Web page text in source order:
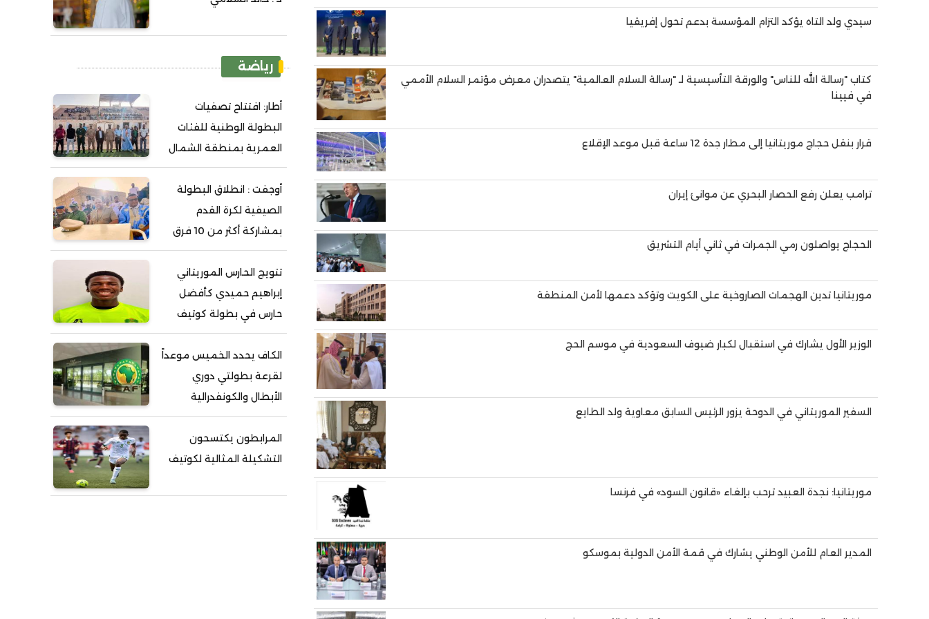
سيدي ولد التاه يؤكد التزام المؤسسة بدعم تحول إفريقيا
كتاب "رسالة الله للناس" والورقة التأسيسية لـ "رسالة السلام العالمية" يتصدران معرض مؤتمر السلام الأممي
في فيينا
قرار بنقل حجاج موريتانيا إلى مطار جدة 12 ساعة قبل موعد الإقلاع
ترامب يعلن رفع الحصار البحري عن موانئ إيران
الحجاج يواصلون رمي الجمرات في ثاني أيام التشريق
موريتانيا تدين الهجمات الصاروخية على الكويت وتؤكد دعمها لأمن المنطقة
الوزير الأول يشارك في استقبال لكبار ضيوف السعودية في موسم الحج
السفير الموريتاني في الدوحة يزور الرئيس السابق معاوية ولد الطايع
موريتانيا: نجدة العبيد ترحب بإلغاء «قانون السود» في فرنسا
المدير العام للأمن الوطني يشارك في قمة الأمن الدولية بموسكو
رياضة
أطار: افتتاح تصفيات
البطولة الوطنية للفئات
العمرية بمنطقة الشمال
أوجفت : انطلاق البطولة
الصيفية لكرة القدم
بمشاركة أكثر من 10 فرق
تتويج الحارس الموريتاني
إبراهيم حميدي كأفضل
حارس في بطولة كوتيف
الكاف يحدد الخميس موعداً
لقرعة بطولتي دوري
الأبطال والكونفدرالية
المرابطون يكتسحون
التشكيلة المثالية لكوتيف